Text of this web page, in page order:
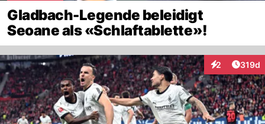
Gladbach-Legende beleidigt
Seoane als «Schlaftablette»!
2
Interaktionen
319d